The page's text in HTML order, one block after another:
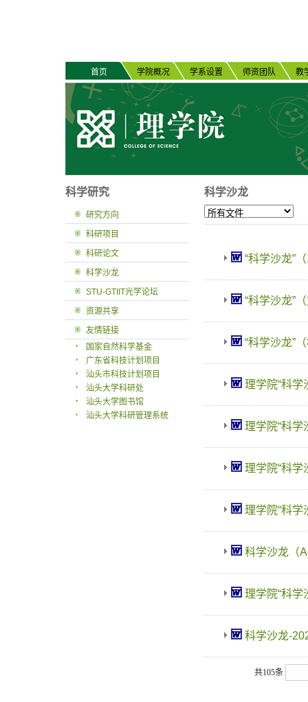
首页 学院概况 学系设置 师资团队 教
科学研究
研究方向
科研项目
科研论文
科学沙龙
STU-GTIIT光学论坛
资源共享
友情链接
国家自然科学基金
广东省科技计划项目
汕头市科技计划项目
汕头大学科研处
汕头大学图书馆
汕头大学科研管理系统
科学沙龙
“科学沙龙”
“科学沙龙”
“科学沙龙”
理学院“科学
理学院“科学
理学院“科学
理学院“科学
科学沙龙（
理学院“科学
科学沙龙-
共105条